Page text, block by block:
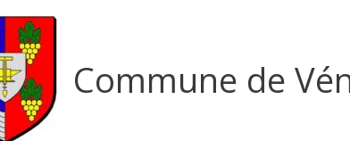
Commune de